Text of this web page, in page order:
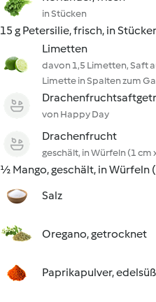
in Stücken
15 g Petersilie, frisch, in
Limetten
davon 1,5 Limetten, Saft
Limette in Spalten zum
von Happy Day
Drachenfrucht
geschält, in Würfeln (1 cm
½ Mango, geschält, in Würfeln
Salz
Oregano, getrocknet
Paprikapulver, edelsüß